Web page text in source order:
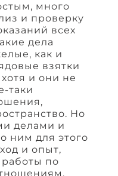
много
и проверку
всех
дела
как и
взятки
и они не
таки
Но
делами и
ним для этого
и опыт,
по